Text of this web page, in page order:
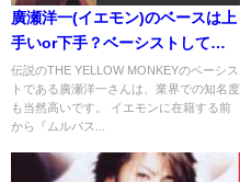
廣瀬洋一(イエモン)のベースは上
手いor下手？ベーシストしての
評価
伝説のTHE YELLOW MONKEYのベーシス
トである廣瀬洋一さんは、業界での知名度
も当然高いです。 イエモンに在籍する前
から『ムルバス...